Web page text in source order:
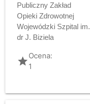
Publiczny Zakład
Opieki Zdrowotnej
Wojewódzki Szpital im.
dr J. Biziela
gradeOcena:
1